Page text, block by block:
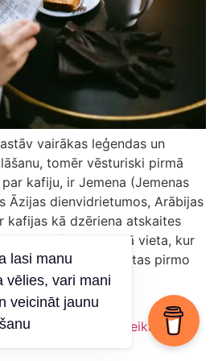
vairākas leģendas un
tomēr vēsturiski pirmā
kafiju, ir Jemena (Jemenas
Āzijas dienvidrietumos, Arābijas
kafijas kā dzēriena atskaites
Tieši te ir pirmā vieta, kur
un pagatavotas pirmo
Kas es esmu? Veikals
lasi manu
vēlies, vari mani
veicināt jaunu